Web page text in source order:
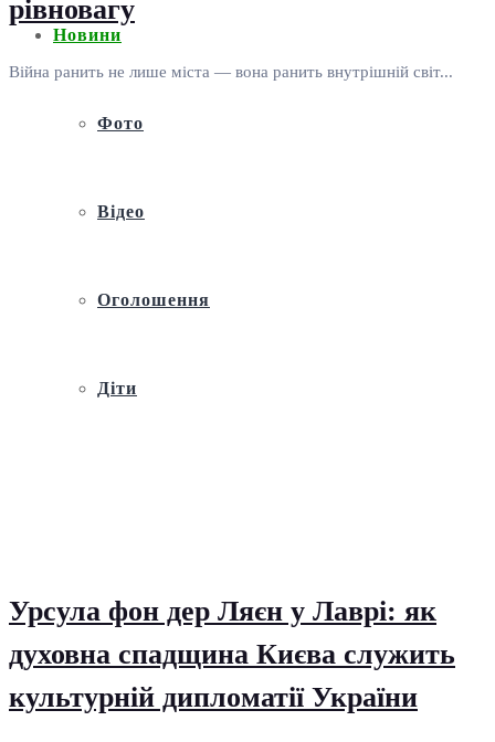
Новини
Фото
Відео
Оголошення
Діти
рівновагу
Війна ранить не лише міста — вона ранить внутрішній світ...
Урсула фон дер Ляєн у Лаврі: як
духовна спадщина Києва служить
культурній дипломатії України